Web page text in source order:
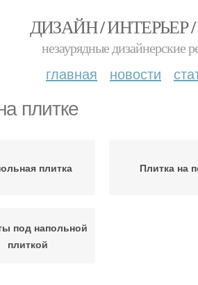
ДИЗАЙН / ИНТЕРЬЕР
незаурядные дизайнерские
главная новости
плитке
плитка Плитка на
под напольной
плиткой